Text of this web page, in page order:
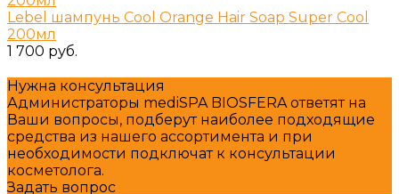
Lebel шампунь Cool Orange Hair Soap Super Cool
200мл
1 700 руб.
Нужна консультация
Администраторы mediSPA BIOSFERA ответят на
Ваши вопросы, подберут наиболее подходящие
средства из нашего ассортимента и при
необходимости подключат к консультации
косметолога.
Задать вопрос